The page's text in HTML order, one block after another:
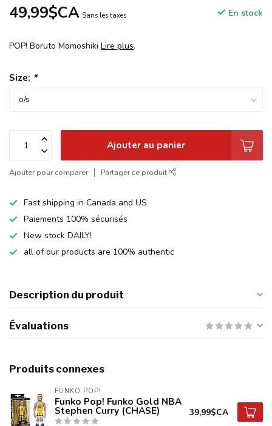
49,99$CA Sans les taxes En stock
POP! Boruto Momoshiki Lire plus.
Size: *
Ajouter au panier
Ajouter pour comparer Partager ce produit
Fast shipping in Canada and US
Paiements 100% sécurisés
New stock DAILY!
all of our products are 100% authentic
Description du produit
Évaluations
Produits connexes
FUNKO POP!
Funko Pop! Funko Gold NBA
Stephen Curry (CHASE) 39,99$CA